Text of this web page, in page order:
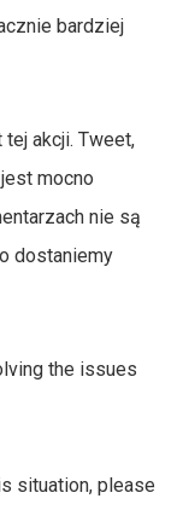
bardziej
akcji. Tweet,
mocno
nie są
dostaniemy
the issues
situation, please